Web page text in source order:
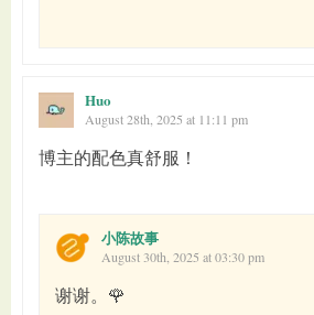
Huo
August 28th, 2025 at 11:11 pm
博主的配色真舒服！
小陈故事
August 30th, 2025 at 03:30 pm
谢谢。🌹